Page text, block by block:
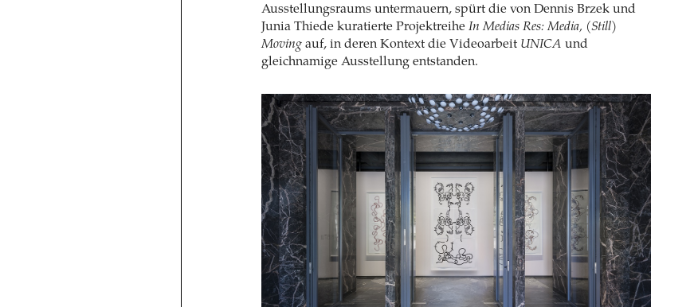
Ausstellungsraums untermauern, spürt die von Dennis Brzek und
Junia Thiede kuratierte Projektreihe In Medias Res: Media, (Still)
Movingauf, in deren Kontext die Videoarbeit UNICA und
gleichnamige Ausstellung entstanden.